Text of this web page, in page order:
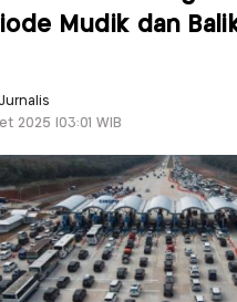
Mudik dan
2025 |03:01 WIB